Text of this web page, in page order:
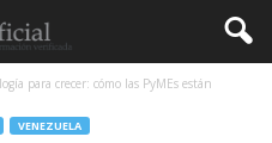
para crecer: cómo las PyMEs están
VENEZUELA